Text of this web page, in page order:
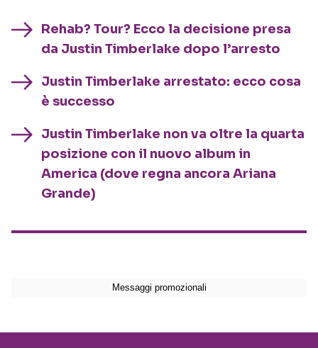
Rehab? Tour? Ecco la decisione presa
da Justin Timberlake dopo l’arresto
Justin Timberlake arrestato: ecco cosa
è successo
Justin Timberlake non va oltre la quarta
posizione con il nuovo album in
America (dove regna ancora Ariana
Grande)